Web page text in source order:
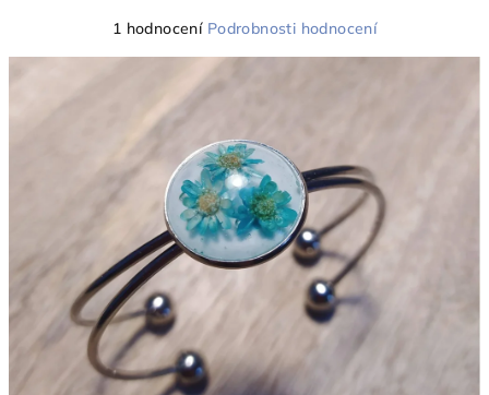
Průměrné
hvězdiček.
1 hodnocení Podrobnosti hodnocení